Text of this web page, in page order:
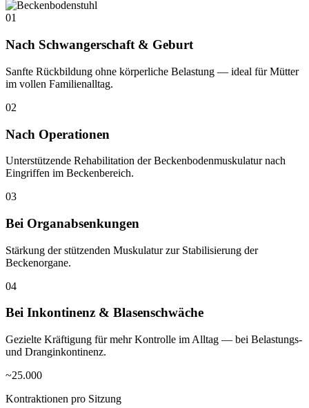
01
Nach Schwangerschaft & Geburt
Sanfte Rückbildung ohne körperliche Belastung — ideal für Mütter
im vollen Familienalltag.
02
Nach Operationen
Unterstützende Rehabilitation der Beckenbodenmuskulatur nach
Eingriffen im Beckenbereich.
03
Bei Organabsenkungen
Stärkung der stützenden Muskulatur zur Stabilisierung der
Beckenorgane.
04
Bei Inkontinenz & Blasenschwäche
Gezielte Kräftigung für mehr Kontrolle im Alltag — bei Belastungs-
und Dranginkontinenz.
~25.000
Kontraktionen pro Sitzung